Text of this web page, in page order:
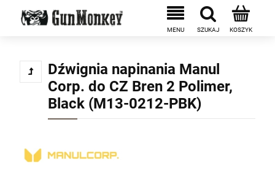
Dźwignia napinania Manul
Corp. do CZ Bren 2 Polimer,
Black (M13-0212-PBK)